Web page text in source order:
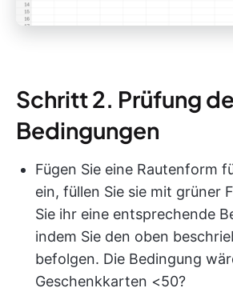
Schritt 2. Prüfung
Bedingungen
Fügen Sie eine Rautenform
ein, füllen Sie sie mit grüner
Sie ihr eine entsprechende
indem Sie den oben
befolgen. Die Bedingung
Geschenkkarten <50?